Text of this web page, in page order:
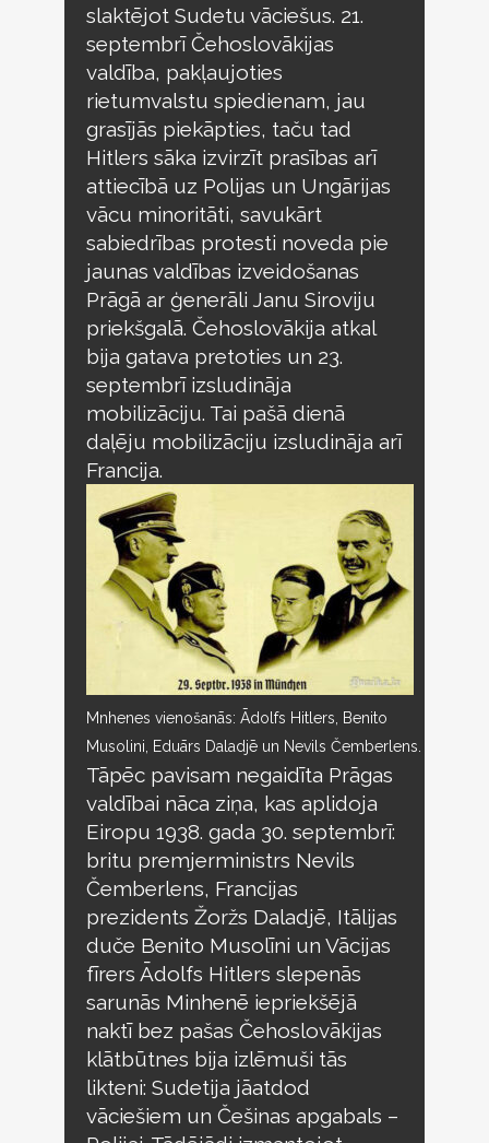
slaktējot Sudetu vāciešus. 21.
septembrī Čehoslovākijas
valdība, pakļaujoties
rietumvalstu spiedienam, jau
grasījās piekāpties, taču tad
Hitlers sāka izvirzīt prasības arī
attiecībā uz Polijas un Ungārijas
vācu minoritāti, savukārt
sabiedrības protesti noveda pie
jaunas valdības izveidošanas
Prāgā ar ģenerāli Janu Siroviju
priekšgalā. Čehoslovākija atkal
bija gatava pretoties un 23.
septembrī izsludināja
mobilizāciju. Tai pašā dienā
daļēju mobilizāciju izsludināja arī
Francija.
Mnhenes vienošanās: Ādolfs Hitlers, Benito
Musolini, Eduārs Daladjē un Nevils Čemberlens.
Tāpēc pavisam negaidīta Prāgas
valdībai nāca ziņa, kas aplidoja
Eiropu 1938. gada 30. septembrī:
britu premjerministrs Nevils
Čemberlens, Francijas
prezidents Žoržs Daladjē, Itālijas
duče Benito Musolīni un Vācijas
fīrers Ādolfs Hitlers slepenās
sarunās Minhenē iepriekšējā
naktī bez pašas Čehoslovākijas
klātbūtnes bija izlēmuši tās
likteni: Sudetija jāatdod
vāciešiem un Češinas apgabals –